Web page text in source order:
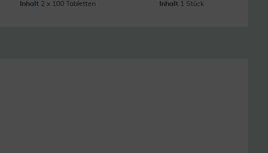
Inhalt 2 x 100 Tabletten
Inhalt 1 Stück